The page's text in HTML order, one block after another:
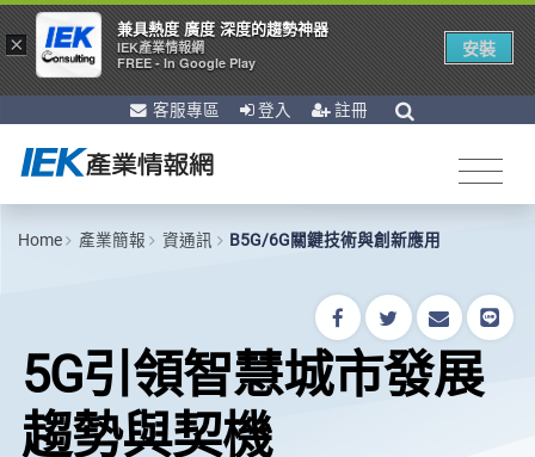
客服專區 登入 註冊
Home 產業簡報 資通訊 B5G/6G關鍵技術與創新應用
5G引領智慧城市發展
趨勢與契機
×
兼具熱度 廣度 深度的趨勢神器
IEK產業情報網
FREE - In Google Play
安裝